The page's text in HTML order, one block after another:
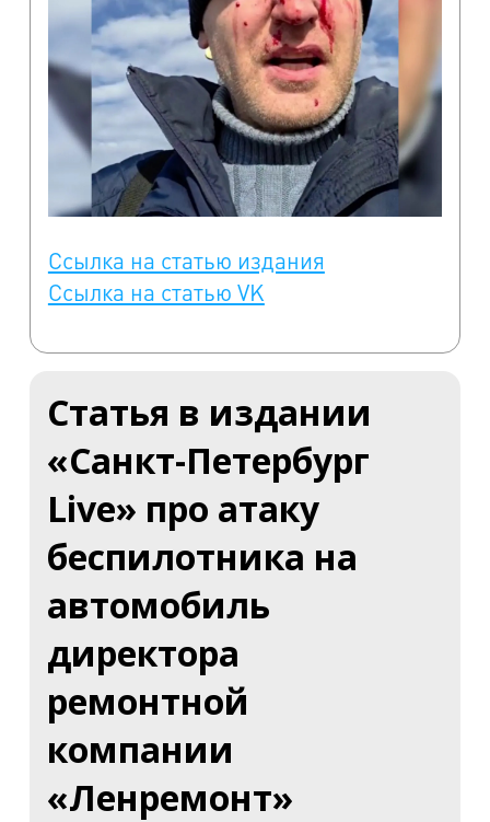
Ссылка на статью издания
Ссылка на статью VK
Статья в издании
«Санкт-Петербург
Live» про атаку
беспилотника на
автомобиль
директора
ремонтной
компании
«Ленремонт»